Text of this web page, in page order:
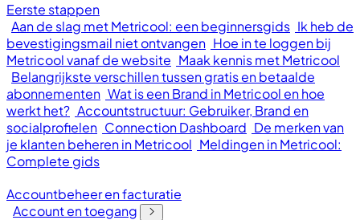
Eerste stappen
Aan de slag met Metricool: een beginnersgids Ik heb de
bevestigingsmail niet ontvangen Hoe in te loggen bij
Metricool vanaf de website Maak kennis met Metricool
Belangrijkste verschillen tussen gratis en betaalde
abonnementen Wat is een Brand in Metricool en hoe
werkt het? Accountstructuur: Gebruiker, Brand en
socialprofielen Connection Dashboard De merken van
je klanten beheren in Metricool Meldingen in Metricool:
Complete gids
Accountbeheer en facturatie
Account en toegang